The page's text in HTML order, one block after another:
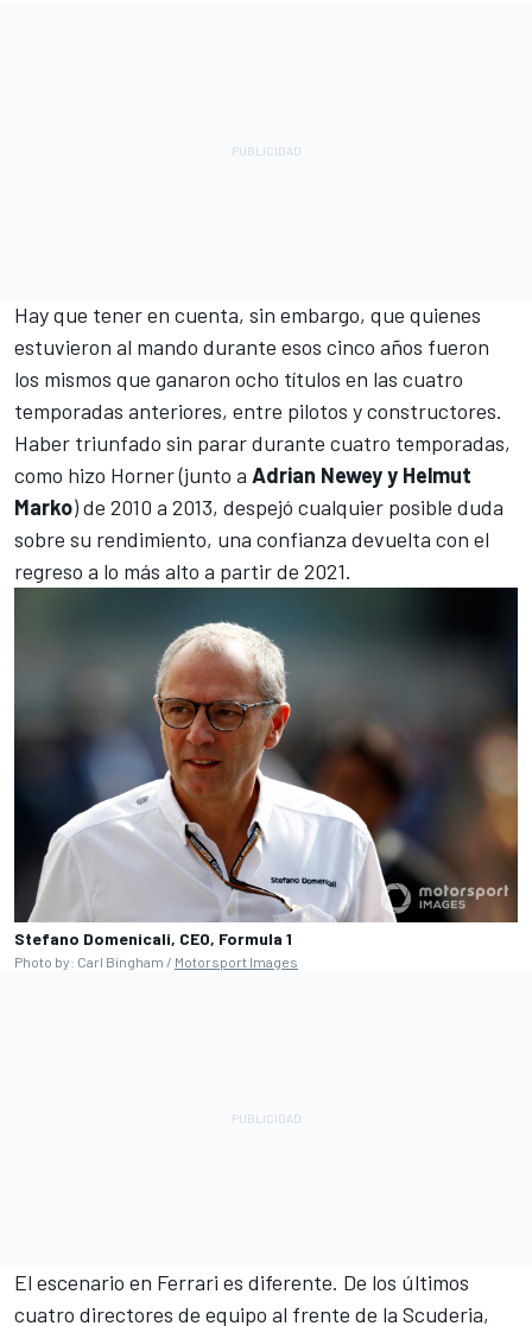
Hay que tener en cuenta, sin embargo, que quienes
estuvieron al mando durante esos cinco años fueron
los mismos que ganaron ocho títulos en las cuatro
temporadas anteriores, entre pilotos y constructores.
Haber triunfado sin parar durante cuatro temporadas,
como hizo Horner (junto a Adrian Newey y Helmut
Marko) de 2010 a 2013, despejó cualquier posible duda
sobre su rendimiento, una confianza devuelta con el
regreso a lo más alto a partir de 2021.
Stefano Domenicali, CEO, Formula 1
Photo by: Carl Bingham / Motorsport Images
El escenario en Ferrari es diferente. De los últimos
cuatro directores de equipo al frente de la Scuderia,